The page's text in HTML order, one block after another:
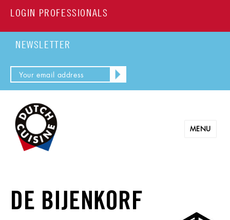
LOGIN PROFESSIONALS
NEWSLETTER
MENU
DE BIJENKORF